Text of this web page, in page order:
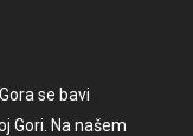
se bavi
Gori. Na našem